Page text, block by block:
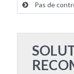
Pas de